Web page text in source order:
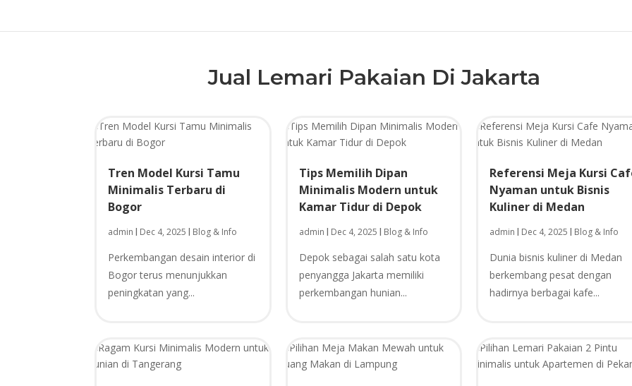
Jual Lemari Pakaian Di Jakarta
Tren Model Kursi Tamu
Minimalis Terbaru di
Bogor
admin Dec 4, 2025 Blog & Info
Perkembangan desain interior di
Bogor terus menunjukkan
peningkatan yang...
Tips Memilih Dipan
Minimalis Modern untuk
Kamar Tidur di Depok
admin Dec 4, 2025 Blog & Info
Depok sebagai salah satu kota
penyangga Jakarta memiliki
perkembangan hunian...
Referensi Meja Kursi
Nyaman untuk Bisnis
Kuliner di Medan
admin Dec 4, 2025 Blog & Info
Dunia bisnis kuliner di Medan
berkembang pesat dengan
hadirnya berbagai kafe...